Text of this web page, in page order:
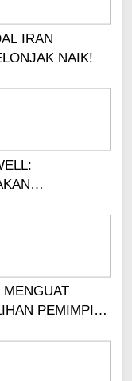
IRAN
NAIK!
BURU
PEMIMPIN